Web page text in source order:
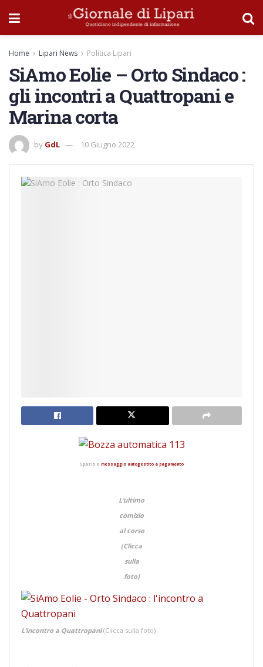
Home Lipari News Politica Lipari
SiAmo Eolie – Orto Sindaco :
gli incontri a Quattropani e
Marina corta
by GdL 10 Giugno 2022
Spazio e messaggio autogestito a pagamento
L’ultimo
comizio
al corso
(Clicca
sulla
foto)
L’incontro a Quattropani(Clicca sulla foto)